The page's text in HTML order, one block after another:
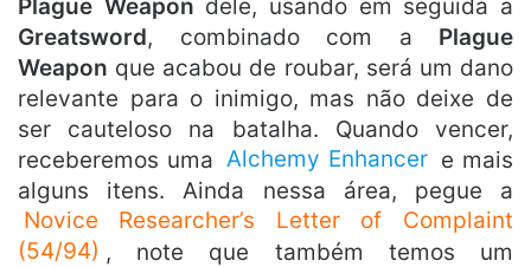
Plague Weapon dele, usando em seguida a
Greatsword, combinado com a Plague
Weapon que acabou de roubar, será um dano
relevante para o inimigo, mas não deixe de
ser cauteloso na batalha. Quando vencer,
receberemos uma Alchemy Enhancer e mais
alguns itens. Ainda nessa área, pegue a
Novice Researcher’s Letter of Complaint
(54/94) , note que também temos um